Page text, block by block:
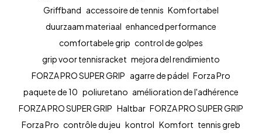
Griffband accessoire de tennis Komfortabel
duurzaam materiaal enhanced performance
comfortabele grip control de golpes
grip voor tennisracket mejora del rendimiento
FORZA PRO SUPER GRIP agarre de pádel Forza Pro
paquete de 10 poliuretano amélioration de l'adhérence
FORZA PRO SUPER GRIP Haltbar FORZA PRO SUPER GRIP
Forza Pro contrôle du jeu kontrol Komfort tennis greb